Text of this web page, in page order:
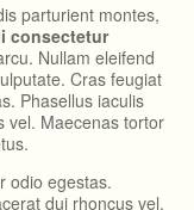
parturient montes,
consectetur
Nullam eleifend
Cras feugiat
Phasellus iaculis
vel. Maecenas tortor
odio egestas.
dui rhoncus vel.